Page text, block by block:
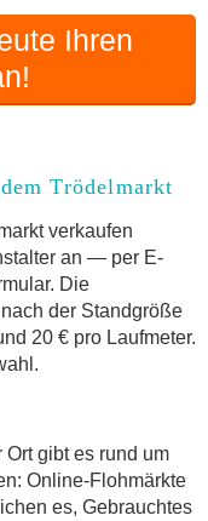
Ihren
Trödelmarkt
verkaufen
an — per E-
Die
der Standgröße
20 € pro Laufmeter.
gibt es rund um
Online-Flohmärkte
es, Gebrauchtes